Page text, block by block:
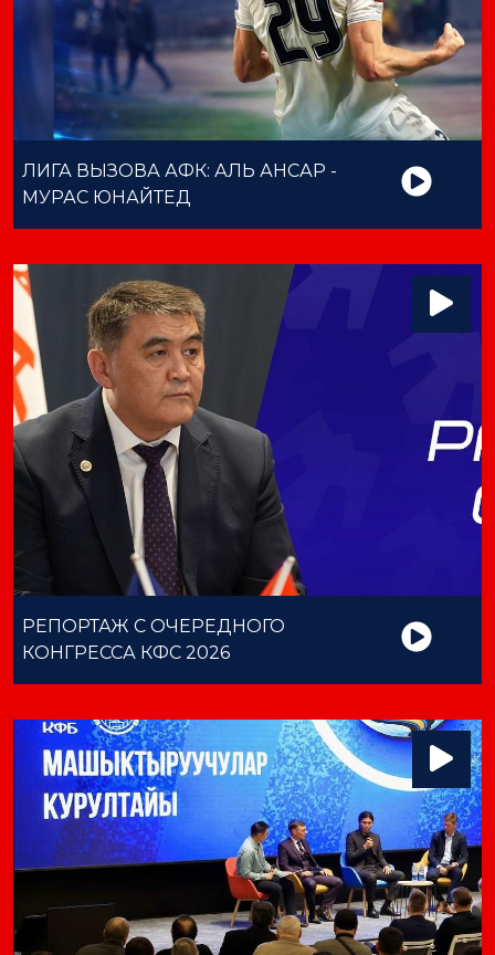
ЛИГА ВЫЗОВА АФК: АЛЬ АНСАР -
МУРАС ЮНАЙТЕД
РЕПОРТАЖ С ОЧЕРЕДНОГО
КОНГРЕССА КФС 2026